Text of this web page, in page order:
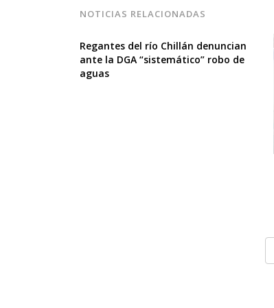
NOTICIAS RELACIONADAS
Regantes del río Chillán denuncian
ante la DGA “sistemático” robo de
aguas